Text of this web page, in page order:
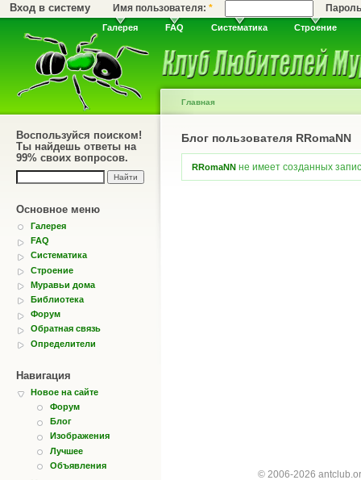
Вход в систему Имя пользователя:*
Галерея FAQ Систематика Строение
Воспользуйся поиском!
Ты найдешь ответы на
99% своих вопросов.
Основное меню
Галерея
FAQ
Систематика
Строение
Муравьи дома
Библиотека
Форум
Обратная связь
Определители
Навигация
Новое на сайте
Форум
Блог
Изображения
Лучшее
Объявления
Главная
Блог пользователя RRomaNN
RRomaNN не имеет созданных
© 2006-2026